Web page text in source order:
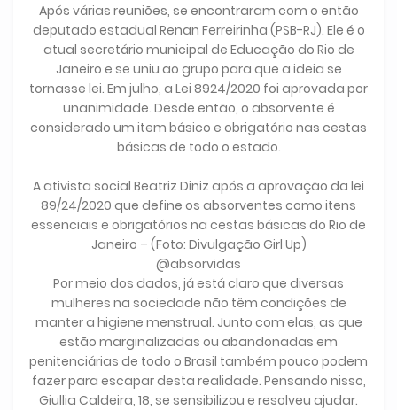
Após várias reuniões, se encontraram com o então
deputado estadual Renan Ferreirinha (PSB-RJ). Ele é o
atual secretário municipal de Educação do Rio de
Janeiro e se uniu ao grupo para que a ideia se
tornasse lei. Em julho, a Lei 8924/2020 foi aprovada por
unanimidade. Desde então, o absorvente é
considerado um item básico e obrigatório nas cestas
básicas de todo o estado.
A ativista social Beatriz Diniz após a aprovação da lei
89/24/2020 que define os absorventes como itens
essenciais e obrigatórios na cestas básicas do Rio de
Janeiro – (Foto: Divulgação Girl Up)
@absorvidas
Por meio dos dados, já está claro que diversas
mulheres na sociedade não têm condições de
manter a higiene menstrual. Junto com elas, as que
estão marginalizadas ou abandonadas em
penitenciárias de todo o Brasil também pouco podem
fazer para escapar desta realidade. Pensando nisso,
Giullia Caldeira, 18, se sensibilizou e resolveu ajudar.